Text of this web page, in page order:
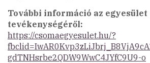
További információ az egyesület
tevékenységéről:
https://csomaegyesulet.hu/?
gdTNHsrbe2QDW9WwC4JYfC9U9-o